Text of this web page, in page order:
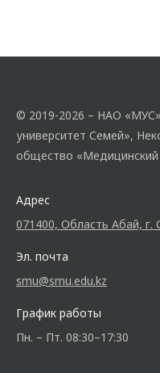
© 2019-2026 – НАО
университет Семей»,
общество «Медицинский
Адрес
071400, Область Абай, г.
Эл. почта
smu@smu.edu.kz
График работы
Пн. – Пт. 08:30–17:30